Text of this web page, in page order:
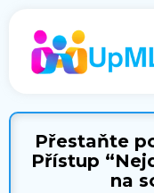
Přestaňte
Přístup
na